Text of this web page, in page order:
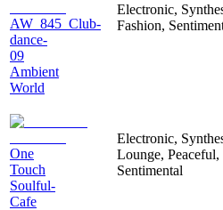
AW_845_Club-
dance-
09
Ambient
World
Electronic,
Fashion,
One
Touch
Soulful-
Cafe
Electronic,
Lounge, Peaceful,
Sentimental